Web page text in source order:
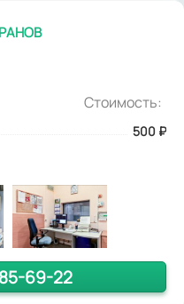
Стоимость:
500 ₽
69-22